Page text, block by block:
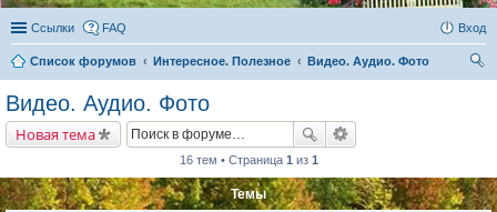
Ссылки FAQ Вход
Список форумов Интересное. Полезное
Видео. Аудио. Фото
Видео. Аудио. Фото
Новая тема
16 тем • Страница 1 из 1
Темы